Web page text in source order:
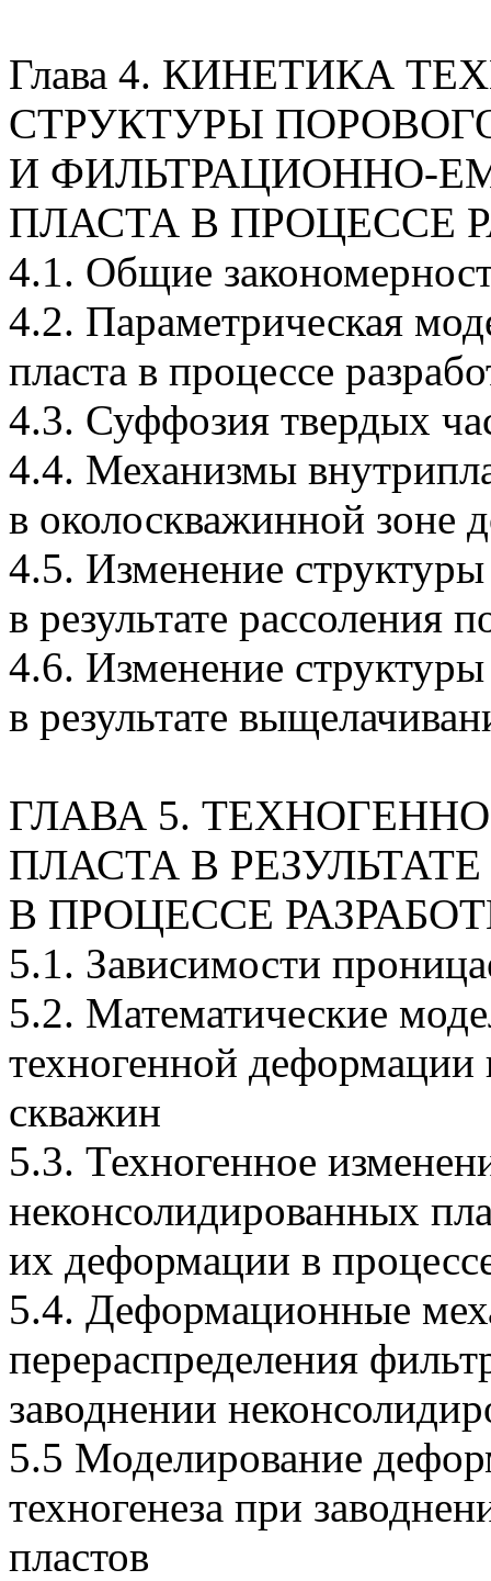
Глава 4. КИНЕТИКА
СТРУКТУРЫ
И ФИЛЬТРАЦИОННО-
ПЛАСТА В ПРОЦЕССЕ
4.1. Общие
4.2. Параметрическая
пласта в процессе
4.3. Суффозия твердых
4.4. Механизмы
в околоскважинной
4.5. Изменение
в результате рассоления
4.6. Изменение
в результате
ГЛАВА 5.
ПЛАСТА В
В ПРОЦЕССЕ
5.1. Зависимости
5.2. Математические
техногенной деформации
скважин
5.3. Техногенное
неконсолидированных
их деформации в
5.4. Деформационные
перераспределения
заводнении
5.5 Моделирование
техногенеза при
пластов